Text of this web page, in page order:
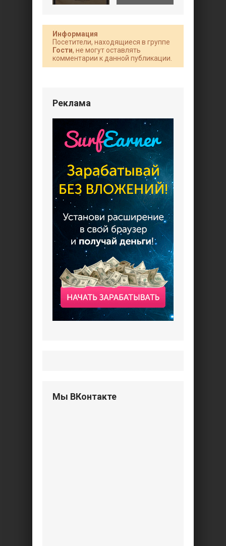
Информация
Посетители, находящиеся в группе
Гости, не могут оставлять
комментарии к данной публикации.
Реклама
Мы ВКонтакте